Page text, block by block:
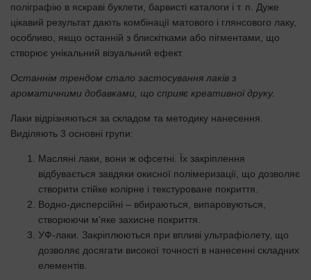
поліграфію в яскраві буклети, барвисті каталоги і т. п. Дуже
цікавий результат дають комбінації матового і глянсового лаку,
особливо, якщо останній з блискітками або пігментами, що
створює унікальний візуальний ефект.
Останнім трендом стало застосування лаків з
ароматичними добавками, що сприяє креативної друку.
Лаки відрізняються за складом та методику нанесення.
Виділяють 3 основні групи:
Масляні лаки, вони ж офсетні. Їх закріплення
відбувається завдяки окисної полімеризації, що дозволяє
створити стійке колірне і текстуроване покриття.
Водно-дисперсійні – вбираються, випаровуються,
створюючи м’яке захисне покриття.
УФ-лаки. Закріплюються при впливі ультрафіолету, що
дозволяє досягати високої точності в нанесенні складних
елементів.